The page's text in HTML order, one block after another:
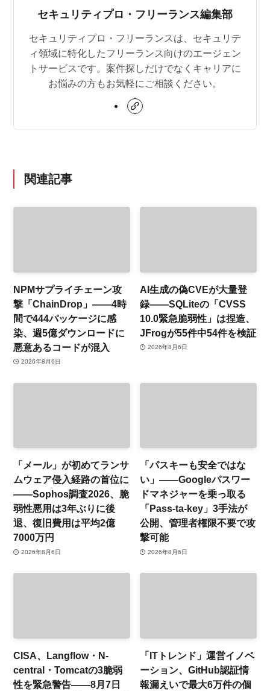
セキュリティプロ・フリーランス編集部
セキュリティプロ・フリーランスは、セキュリテ
ィ領域に特化したフリーランス向けのエージェン
トサービスです。案件探しだけでなくキャリアに
お悩みの方もお気軽にご相談ください。
関連記事
NPMサプライチェーン攻
撃「ChainDrop」——4時
間で444パッケージに感
染、週5億ダウンロードに
悪意あるコードが混入
2026年8月6日
AI生成の偽CVEが大量登
録——SQLiteの「CVSS
10.0緊急脆弱性」は捏造、
JFrogが55件中54件を検証
2026年8月6日
「メール」が初めてランサ
ムウェア侵入経路の首位に
——Sophos調査2026、脆
弱性悪用は3年ぶりに後
退、復旧費用は平均2億
7000万円
2026年8月6日
「パスキーも安全ではな
い」——Googleパスワー
ドマネジャーを乗っ取る
「Pass-ta-key」3手法が
公開、管理者権限不要で攻
撃可能
2026年8月6日
CISA、Langflow・N-
central・Tomcatの3脆弱
性を緊急警告——8月7日
「ITトレンド」運営イノベ
ーション、GitHub認証情
報漏えいで最大6万件の個